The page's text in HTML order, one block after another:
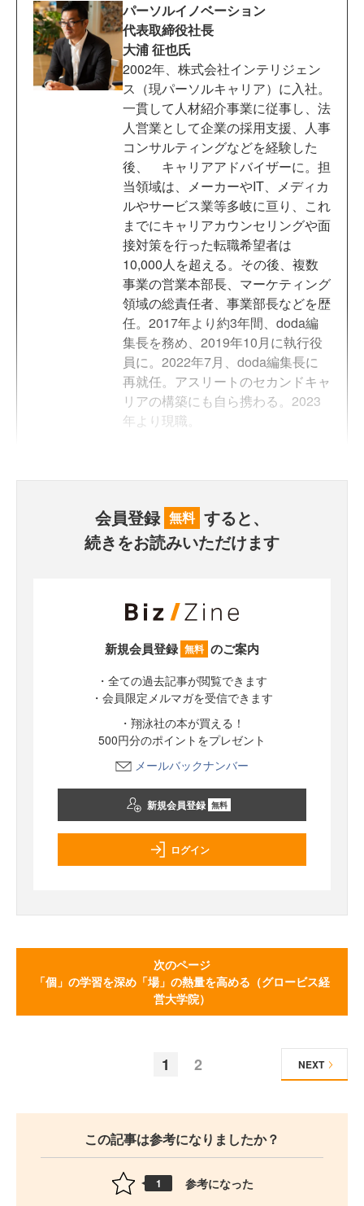
パーソルイノベーション
代表取締役社長
大浦 征也氏
2002年、株式会社インテリジェン
ス（現パーソルキャリア）に入社。
一貫して人材紹介事業に従事し、法
人営業として企業の採用支援、人事
コンサルティングなどを経験した
後、 キャリアアドバイザーに。担
当領域は、メーカーやIT、メディカ
ルやサービス業等多岐に亘り、これ
までにキャリアカウンセリングや面
接対策を行った転職希望者は
10,000人を超える。その後、複数
事業の営業本部長、マーケティング
領域の総責任者、事業部長などを歴
任。2017年より約3年間、doda編
集長を務め、2019年10月に執行役
員に。2022年7月、doda編集長に
再就任。アスリートのセカンドキャ
リアの構築にも自ら携わる。2023
年より現職。
会員登録 無料 すると、
続きをお読みいただけます
新規会員登録 無料 のご案内
・全ての過去記事が閲覧できます
・会員限定メルマガを受信できます
・翔泳社の本が買える！
500円分のポイントをプレゼント
メールバックナンバー
新規会員登録 無料
ログイン
次のページ
「個」の学習を深め「場」の熱量を高める（グロービス経
営大学院）
1 2 NEXT
この記事は参考になりましたか？
1 参考になった